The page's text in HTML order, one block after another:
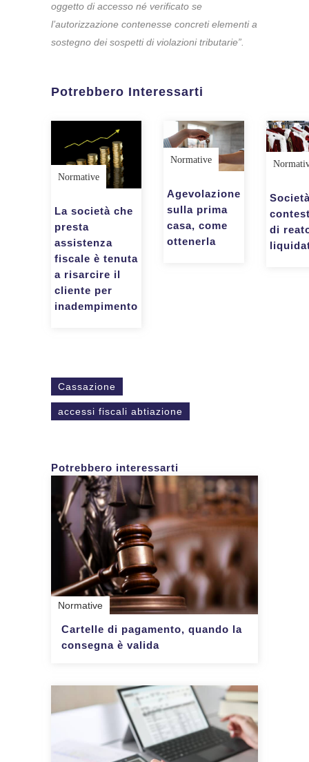
oggetto di accesso né verificato se
l’autorizzazione contenesse concreti elementi a
sostegno dei sospetti di violazioni tributarie”.
Potrebbero Interessarti
Normative
La società che
presta
assistenza
fiscale è tenuta
a risarcire il
cliente per
inadempimento
Normative
Agevolazione
sulla prima
casa, come
ottenerla
di
Cassazione
accessi fiscali abtiazione
Potrebbero interessarti
Normative
Cartelle di pagamento, quando la
consegna è valida